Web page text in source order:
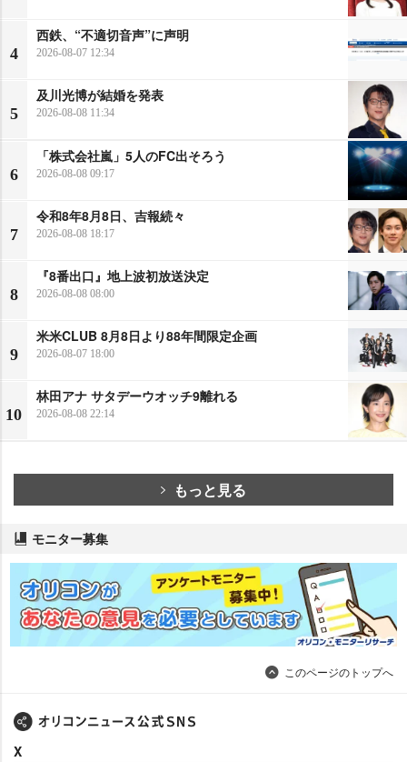
4
西鉄、“不適切音声”に声明
2026-08-07 12:34
5
及川光博が結婚を発表
2026-08-08 11:34
6
「株式会社嵐」5人のFC出そろう
2026-08-08 09:17
7
令和8年8月8日、吉報続々
2026-08-08 18:17
8
『8番出口』地上波初放送決定
2026-08-08 08:00
9
米米CLUB 8月8日より88年間限定企画
2026-08-07 18:00
10
林田アナ サタデーウオッチ9離れる
2026-08-08 22:14
もっと見る
モニター募集
このページのトップへ
X